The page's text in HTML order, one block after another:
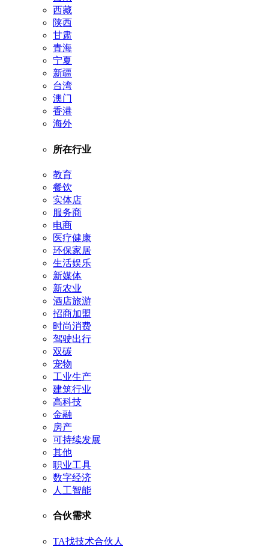
西藏
陕西
甘肃
青海
宁夏
新疆
台湾
澳门
香港
海外
所在行业
教育
餐饮
实体店
服务商
电商
医疗健康
环保家居
生活娱乐
新媒体
新农业
酒店旅游
招商加盟
时尚消费
驾驶出行
双碳
宠物
工业生产
建筑行业
高科技
金融
房产
可持续发展
其他
职业工具
数字经济
人工智能
合伙需求
TA找技术合伙人